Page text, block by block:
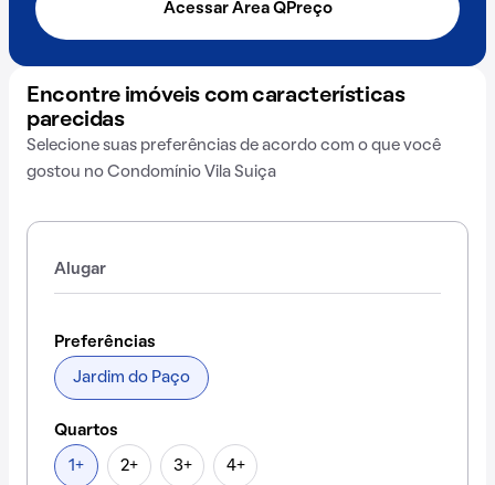
Acessar Área QPreço
Encontre imóveis com características
parecidas
Selecione suas preferências de acordo com o que você
gostou no Condomínio Vila Suiça
Alugar
Preferências
Jardim do Paço
Quartos
1+ 2+ 3+ 4+